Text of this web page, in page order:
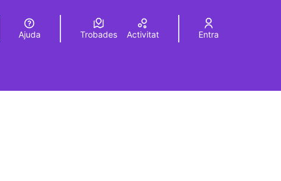
Elegir el idioma Choose language
Ajuda Trobades Activitat Entra